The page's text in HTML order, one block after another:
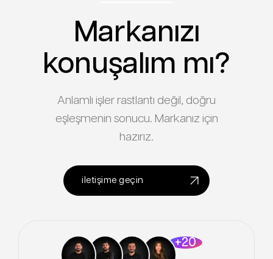
Markanızı
konuşalım mı?
Anlamlı işler rastlantı değil, doğru
eşleşmenin sonucu. Markanız için
hazırız.
iletişime geçin
+20